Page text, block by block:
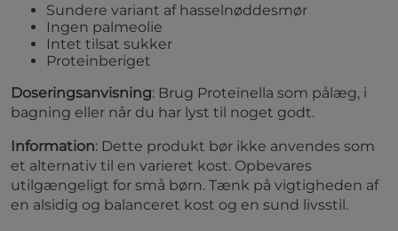
Sundere variant af hasselnøddesmør
Ingen palmeolie
Intet tilsat sukker
Proteinberiget
Doseringsanvisning: Brug Proteinella som pålæg, i
bagning eller når du har lyst til noget godt.
Information: Dette produkt bør ikke anvendes som
et alternativ til en varieret kost. Opbevares
utilgængeligt for små børn. Tænk på vigtigheden af
en alsidig og balanceret kost og en sund livsstil.